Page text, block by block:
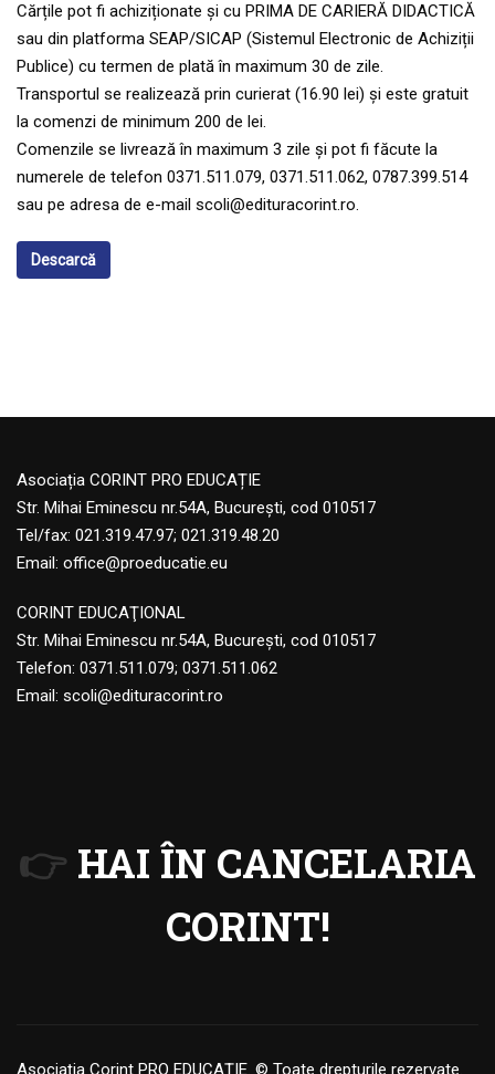
Cărțile pot fi achiziționate și cu PRIMA DE CARIERĂ DIDACTICĂ
sau din platforma SEAP/SICAP (Sistemul Electronic de Achiziții
Publice) cu termen de plată în maximum 30 de zile.
Transportul se realizează prin curierat (16.90 lei) și este gratuit
la comenzi de minimum 200 de lei.
Comenzile se livrează în maximum 3 zile și pot fi făcute la
numerele de telefon 0371.511.079, 0371.511.062, 0787.399.514
sau pe adresa de e-mail scoli@edituracorint.ro.
Descarcă
Asociația CORINT PRO EDUCAȚIE
Str. Mihai Eminescu nr.54A, București, cod 010517
Tel/fax: 021.319.47.97; 021.319.48.20
Email: office@proeducatie.eu
CORINT EDUCAŢIONAL
Str. Mihai Eminescu nr.54A, Bucureşti, cod 010517
Telefon: 0371.511.079; 0371.511.062
Email: scoli@edituracorint.ro
👉 HAI ÎN CANCELARIA
CORINT!
Asociația Corint PRO EDUCAȚIE. © Toate drepturile rezervate.